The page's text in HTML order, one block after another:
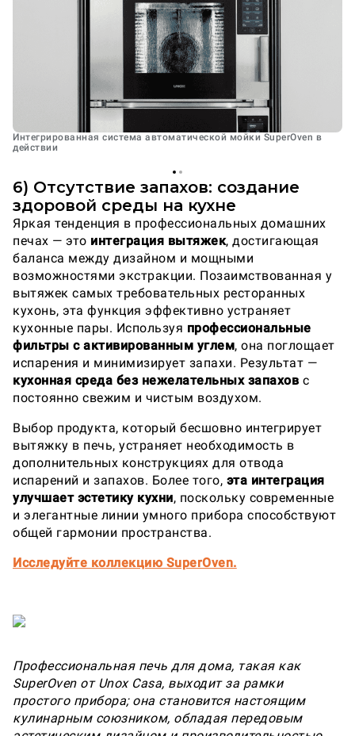
Интегрированная система автоматической мойки SuperOven в
действии
6) Отсутствие запахов: создание
здоровой среды на кухне
Яркая тенденция в профессиональных домашних
печах — это интеграция вытяжек, достигающая
баланса между дизайном и мощными
возможностями экстракции. Позаимствованная у
вытяжек самых требовательных ресторанных
кухонь, эта функция эффективно устраняет
кухонные пары. Используя профессиональные
фильтры с активированным углем, она поглощает
испарения и минимизирует запахи. Результат —
кухонная среда без нежелательных запахов с
постоянно свежим и чистым воздухом.
Выбор продукта, который бесшовно интегрирует
вытяжку в печь, устраняет необходимость в
дополнительных конструкциях для отвода
испарений и запахов. Более того, эта интеграция
улучшает эстетику кухни, поскольку современные
и элегантные линии умного прибора способствуют
общей гармонии пространства.
Исследуйте коллекцию SuperOven.
Профессиональная печь для дома, такая как
SuperOven от Unox Casa, выходит за рамки
простого прибора; она становится настоящим
кулинарным союзником, обладая передовым